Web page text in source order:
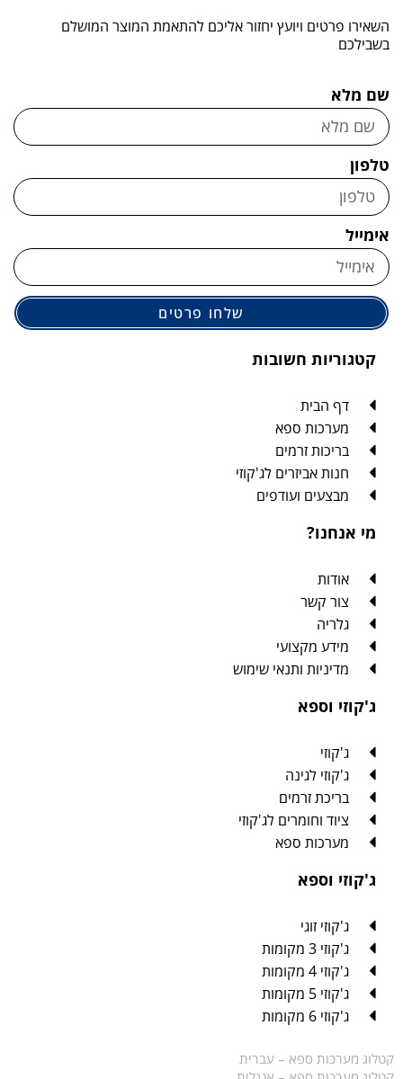
השאירו פרטים ויועץ יחזור אליכם להתאמת המוצר המושלם
בשבילכם
שם מלא
טלפון
אימייל
שלחו פרטים
קטגוריות חשובות
דף הבית
מערכות ספא
בריכות זרמים
חנות אביזרים לג'קוזי
מבצעים ועודפים
מי אנחנו?
אודות
צור קשר
גלריה
מידע מקצועי
מדיניות ותנאי שימוש
ג'קוזי וספא
ג'קוזי
ג'קוזי לגינה
בריכת זרמים
ציוד וחומרים לג'קוזי
מערכות ספא
ג'קוזי וספא
ג'קוזי זוגי
ג'קוזי 3 מקומות
ג'קוזי 4 מקומות
ג'קוזי 5 מקומות
ג'קוזי 6 מקומות
קטלוג מערכות ספא – עברית